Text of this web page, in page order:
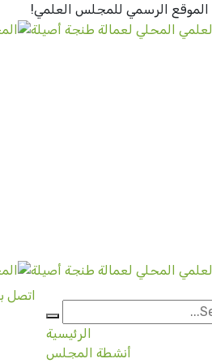
الرسمي للمجلس العلمي!
الرئيسية
أنشطة المجلس
اتصل